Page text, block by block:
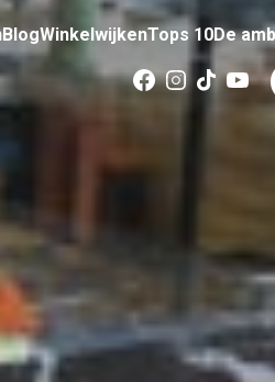
BlogWinkelwijkenTops 10De